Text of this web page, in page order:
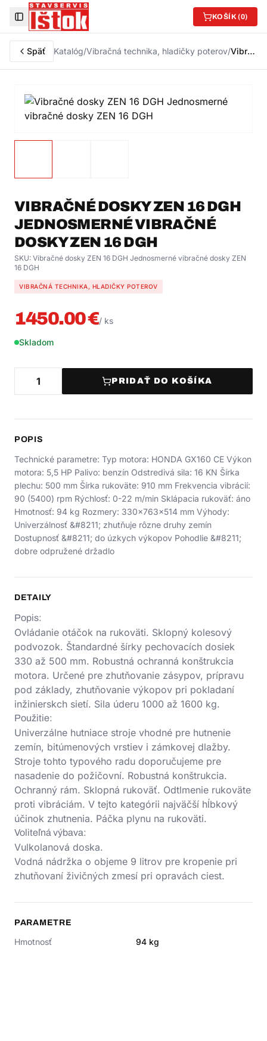
Toggle Sidebar KOŠÍK (0)
Späť Katalóg/Vibračná technika, hladičky poterov/ Vibračné dosky ZEN 16 DGH Jednosmerné vibračné dosky ZEN 16 DGH
VIBRAČNÉ DOSKY ZEN 16 DGH
JEDNOSMERNÉ VIBRAČNÉ
DOSKY ZEN 16 DGH
SKU: Vibračné dosky ZEN 16 DGH Jednosmerné vibračné dosky ZEN
16 DGH
VIBRAČNÁ TECHNIKA, HLADIČKY POTEROV
1450.00€/ ks
Skladom
PRIDAŤ DO KOŠÍKA
POPIS
Technické parametre: Typ motora: HONDA GX160 CE Výkon
motora: 5,5 HP Palivo: benzín Odstredivá sila: 16 KN Šírka
plechu: 500 mm Šírka rukoväte: 910 mm Frekvencia vibrácií:
90 (5400) rpm Rýchlosť: 0-22 m/min Sklápacia rukoväť: áno
Hmotnosť: 94 kg Rozmery: 330x763x514 mm Výhody:
Univerzálnosť &#8211; zhutňuje rôzne druhy zemín
Dostupnosť &#8211; do úzkych výkopov Pohodlie &#8211;
dobre odpružené držadlo
DETAILY
Popis:
Ovládanie otáčok na rukoväti. Sklopný kolesový
podvozok. Štandardné šírky pechovacích dosiek
330 až 500 mm. Robustná ochranná konštrukcia
motora. Určené pre zhutňovanie zásypov, prípravu
pod základy, zhutňovanie výkopov pri pokladaní
inžinierskch sietí. Sila úderu 1000 až 1600 kg.
Použitie:
Univerzálne hutniace stroje vhodné pre hutnenie
zemín, bitúmenových vrstiev i zámkovej dlažby.
Stroje tohto typového radu doporučujeme pre
nasadenie do požičovní. Robustná konštrukcia.
Ochranný rám. Sklopná rukoväť. Odtlmenie rukoväte
proti vibráciám. V tejto kategórii najväčší hĺbkový
účinok zhutnenia. Páčka plynu na rukoväti.
Voliteľná výbava:
Vulkolanová doska.
Vodná nádržka o objeme 9 litrov pre kropenie pri
zhutňovaní živičných zmesí pri opravách ciest.
PARAMETRE
Hmotnosť 94 kg